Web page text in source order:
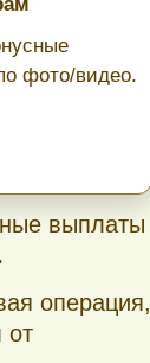
фото/видео.
выплаты
операция,
от